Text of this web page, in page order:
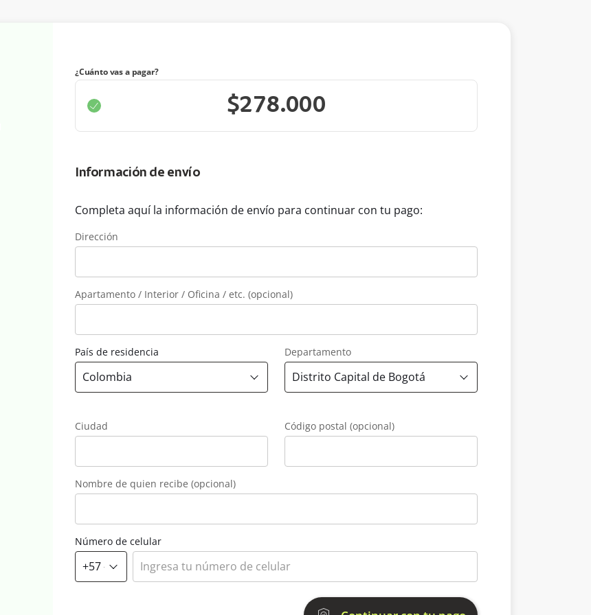
¿Cuánto vas a pagar?
Información de envío
Completa aquí la información de envío para continuar con tu pago:
Dirección
Apartamento / Interior / Oficina / etc. (opcional)
País de residencia Departamento
Ciudad Código postal (opcional)
Nombre de quien recibe (opcional)
Número de celular